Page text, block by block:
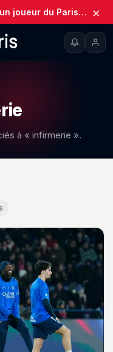
Maghnes Akliouche est un joueur du Paris Saint-Germain (Officiel) ×
à « infirmerie ».